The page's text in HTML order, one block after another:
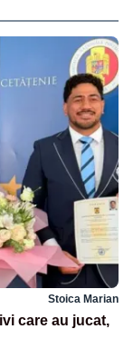
Stoica Marian
care au jucat,